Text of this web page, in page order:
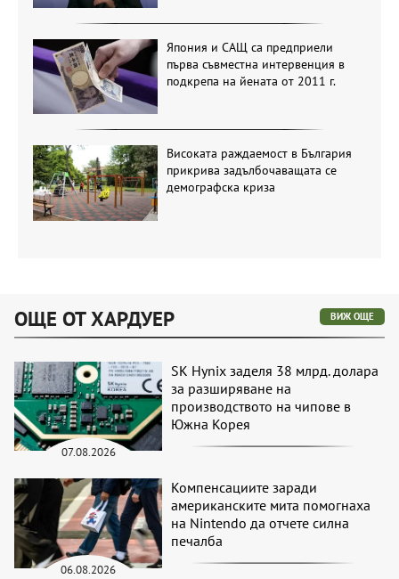
Япония и САЩ са предприели
първа съвместна интервенция в
подкрепа на йената от 2011 г.
Високата раждаемост в България
прикрива задълбочаващата се
демографска криза
ОЩЕ ОТ ХАРДУЕР ВИЖ ОЩЕ
07.08.2026
SK Hynix заделя 38 млрд. долара
за разширяване на
производството на чипове в
Южна Корея
06.08.2026
Компенсациите заради
американските мита помогнаха
на Nintendo да отчете силна
печалба